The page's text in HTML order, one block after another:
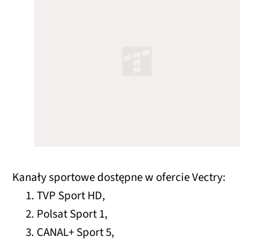
Kanały sportowe dostępne w ofercie Vectry:
TVP Sport HD,
Polsat Sport 1,
CANAL+ Sport 5,